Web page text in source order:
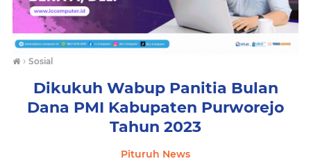
› Sosial
Dikukuh Wabup Panitia Bulan
Dana PMI Kabupaten Purworejo
Tahun 2023
Pituruh News